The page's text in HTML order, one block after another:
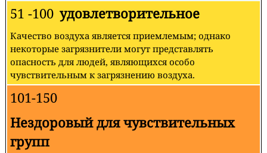
51 -100 удовлетворительное
Качество воздуха является приемлемым; однако
некоторые загрязнители могут представлять
опасность для людей, являющихся особо
чувствительным к загрязнению воздуха.
101-150
Нездоровый для чувствительных
групп